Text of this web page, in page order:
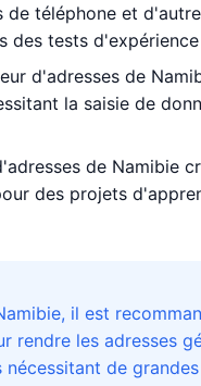
de téléphone et
des tests
d'adresses de
la saisie de
de Namibie
des projets
il est
les adresses
de